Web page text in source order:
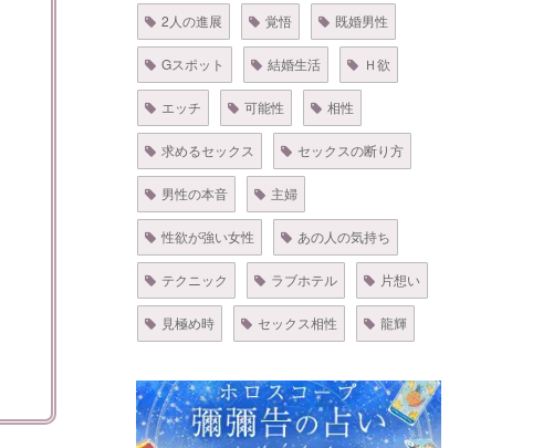
2人の進展 覚悟 既婚男性
Gスポット 結婚生活 Ｈ欲
エッチ 可能性 相性
求めるセックス セックスの断り方
男性の本音 主婦
性欲が強い女性 あの人の気持ち
テクニック ラブホテル 片想い
見極め時 セックス相性 龍輝